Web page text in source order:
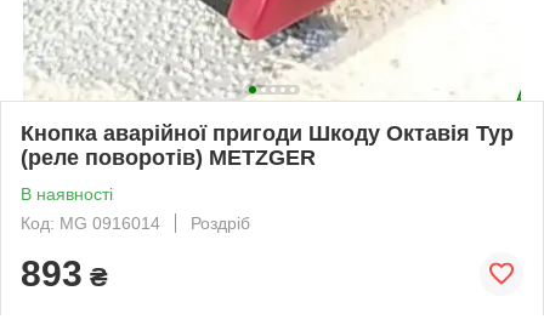
Кнопка аварійної пригоди Шкоду Октавія Тур
(реле поворотів) METZGER
В наявності
Код: MG 0916014
Роздріб
893 ₴